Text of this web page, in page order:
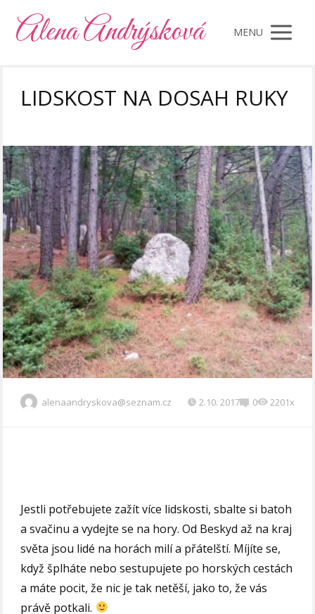
Alena Andrýsková MENU
LIDSKOST NA DOSAH RUKY
alenaandryskova@seznam.cz 2.10. 2017 0 2201x
Jestli potřebujete zažít více lidskosti, sbalte si batoh
a svačinu a vydejte se na hory. Od Beskyd až na kraj
světa jsou lidé na horách milí a přátelští. Míjíte se,
když šplháte nebo sestupujete po horských cestách
a máte pocit, že nic je tak netěší, jako to, že vás
právě potkali.